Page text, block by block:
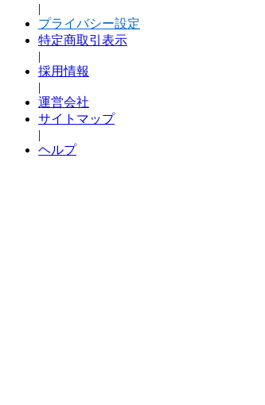
|
プライバシー設定
特定商取引表示
|
採用情報
|
運営会社
サイトマップ
|
ヘルプ